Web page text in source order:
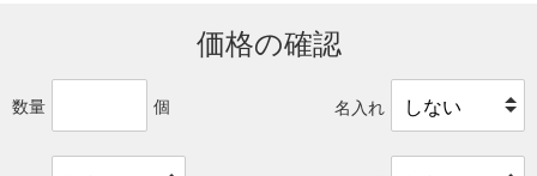
価格の確認
数量 個 名入れ